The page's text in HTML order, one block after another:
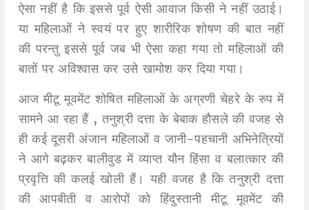
ऐसा नहीं है कि इससे पूर्व ऐसी आवाज किसी ने नहीं उठाई।
या महिलाओं ने स्वयं पर हुए शारीरिक शोषण की बात नहीं
की परन्तु इससे पूर्व जब भी ऐसा कहा गया तो महिलाओं की
बातों पर अविश्वास कर उसे खामोश कर दिया गया।
आज मीटू मूवमेंट शोषित महिलाओं के अग्रणी चेहरे के रुप में
सामने आ रहा हैं , तनुश्री दत्ता के बेबाक हौसले की वजह से
ही कई दूसरी अंजान महिलाओं व जानी-पहचानी अभिनेत्रियों
ने आगे बढ़कर बालीवुड में व्याप्त यौन हिंसा व बलात्कार की
प्रवृत्ति की कलई खोली हैं। यही वजह है कि तनुश्री दत्ता
की आपबीती व आरोपों को हिंदुस्तानी मीटू मूवमेंट की